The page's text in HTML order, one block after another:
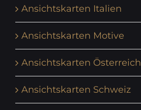
Ansichtskarten Italien
Ansichtskarten Motive
Ansichtskarten Österreich
Ansichtskarten Schweiz